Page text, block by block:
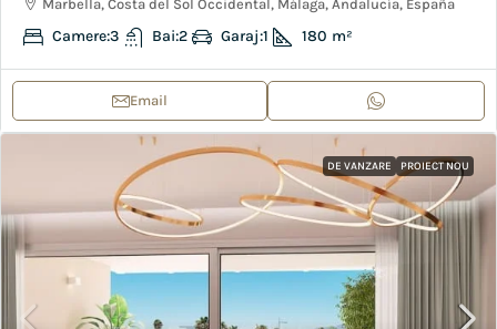
Marbella, Costa del Sol Occidental, Málaga, Andalucía, España
Camere:3 Bai:2 Garaj:1 180 m²
Email
DE VANZARE PROIECT NOU